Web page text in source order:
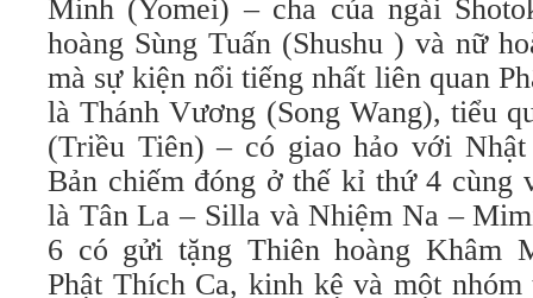
Minh (Yomei) – cha của ngài
hoàng Sùng Tuấn (Shushu ) và nữ
mà sự kiện nổi tiếng nhất liên quan
là Thánh Vương (Song Wang), tiểu
(Triều Tiên) – có giao hảo với
Bản chiếm đóng ở thế kỉ thứ 4 cùng
là Tân La – Silla và Nhiệm Na –
6 có gửi tặng Thiên hoàng Khâm
Phật Thích Ca, kinh kệ và một